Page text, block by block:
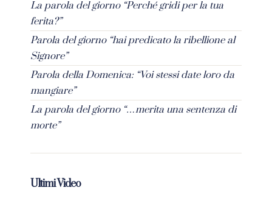
La parola del giorno “Perché gridi per la tua
ferita?”
Parola del giorno “hai predicato la ribellione al
Signore”
Parola della Domenica: “Voi stessi date loro da
mangiare”
La parola del giorno “…merita una sentenza di
morte”
Ultimi Video